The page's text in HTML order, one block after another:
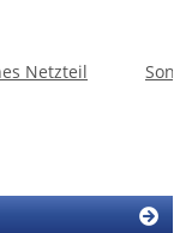
Netzteil
Sony